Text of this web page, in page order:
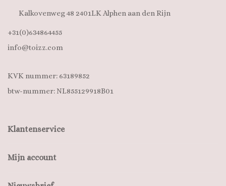
Kalkovenweg 48 2401LK Alphen aan den Rijn
+31(0)634864455
info@toizz.com
KVK nummer: 63189852
btw-nummer: NL855129918B01
Klantenservice
Mijn account